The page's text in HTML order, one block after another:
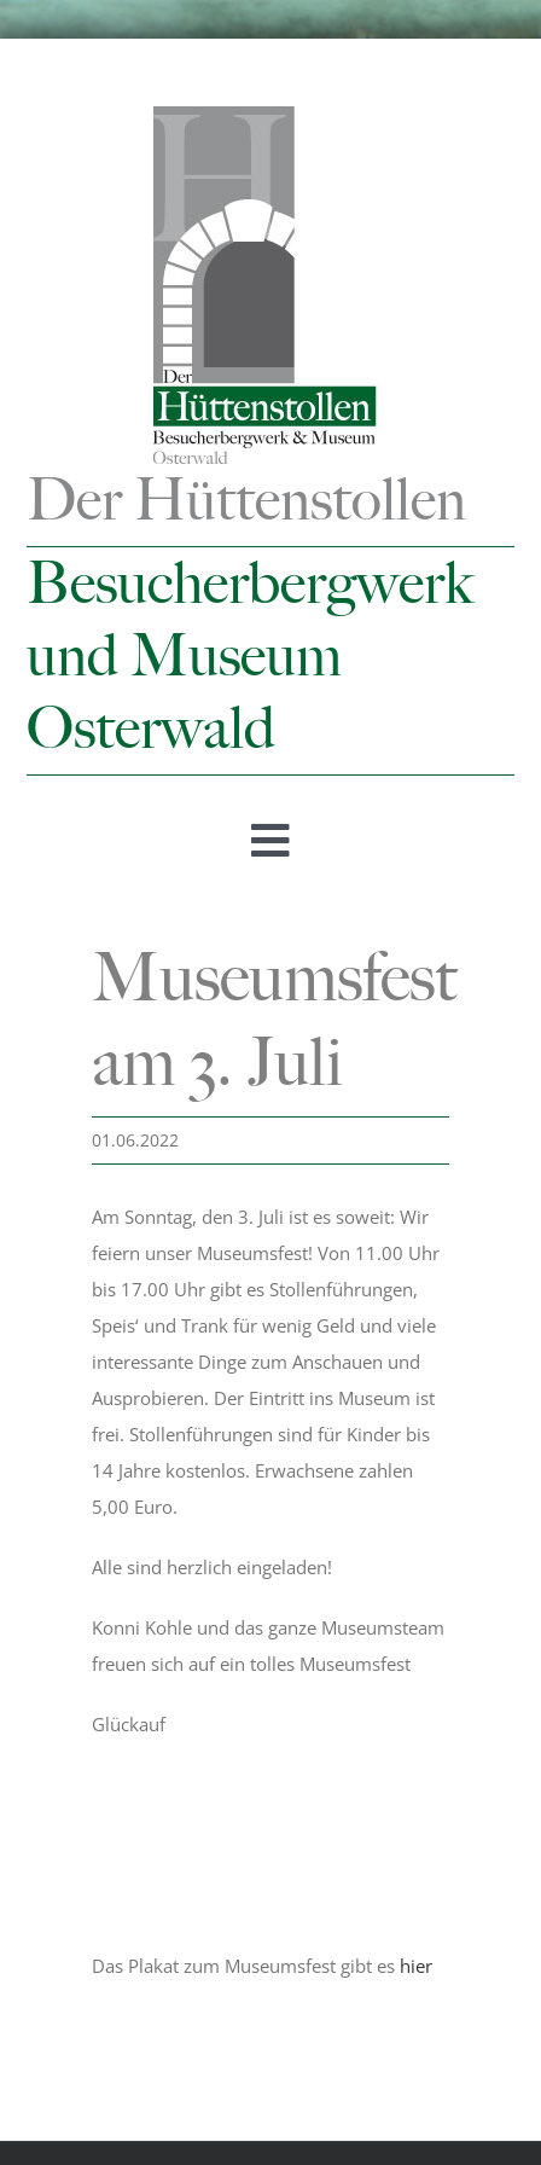
Zum
Der Hüttenstollen
Besucherbergwerk
und Museum
Osterwald
Toggle
Öffnungszeiten & Preise
Besucherbergwerk
Museum
Bergmannsweg
Hallo Kinder
Blog
Museumsfest
am 3. Juli
01.06.2022
Am Sonntag, den 3. Juli ist es soweit: Wir
feiern unser Museumsfest! Von 11.00 Uhr
bis 17.00 Uhr gibt es Stollenführungen,
Speis‘ und Trank für wenig Geld und viele
interessante Dinge zum Anschauen und
Ausprobieren. Der Eintritt ins Museum ist
frei. Stollenführungen sind für Kinder bis
14 Jahre kostenlos. Erwachsene zahlen
5,00 Euro.
Alle sind herzlich eingeladen!
Konni Kohle und das ganze Museumsteam
freuen sich auf ein tolles Museumsfest
Glückauf
Das Plakat zum Museumsfest gibt es hier